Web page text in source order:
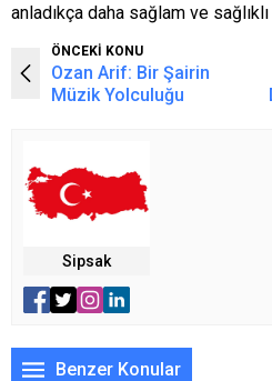
anladıkça daha sağlam ve
ÖNCEKİ KONU
Ozan Arif: Bir Şairin
Müzik Yolculuğu
Sipsak
Benzer Konular